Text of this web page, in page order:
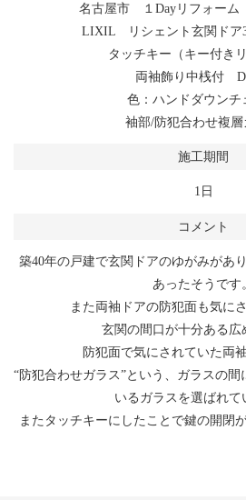
名古屋市 １Dayリフォー
LIXIL リシェント玄関ド
タッチキー（キー付き
両袖飾り中桟付
色：ハンドダウンチ
袖部/防犯合わせ複層
施工期間
1日
コメント
築40年の戸建で玄関ドアのゆがみがあ
あったそうです
また両袖ドアの防犯面も気に
玄関の間口が十分ある広
防犯面で気にされていた両
“防犯合わせガラス”という、ガラスの
いるガラスを選ばれて
またタッチキーにしたことで鍵の開閉